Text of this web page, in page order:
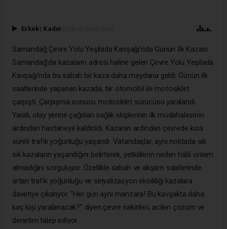
Erkek | Kadın
Samandağ Çevre Yolu Yeşilada Kavşağı’nda Günün İlk Kazası
Samandağ’da kazaların adresi haline gelen Çevre Yolu Yeşilada
Kavşağı’nda bu sabah bir kaza daha meydana geldi. Günün ilk
saatlerinde yaşanan kazada, bir otomobil ile motosiklet
çarpıştı. Çarpışma sonucu motosiklet sürücüsü yaralandı.
Yaralı, olay yerine çağrılan sağlık ekiplerinin ilk müdahalesinin
ardından hastaneye kaldırıldı. Kazanın ardından çevrede kısa
süreli trafik yoğunluğu yaşandı. Vatandaşlar, aynı noktada sık
sık kazaların yaşandığını belirterek, yetkililerin neden hâlâ önlem
almadığını sorguluyor. Özellikle sabah ve akşam saatlerinde
artan trafik yoğunluğu ve sinyalizasyon eksikliği kazalara
davetiye çıkarıyor. “Her gün aynı manzara! Bu kavşakta daha
kaç kişi yaralanacak?” diyen çevre sakinleri, acilen çözüm ve
denetim talep ediyor.